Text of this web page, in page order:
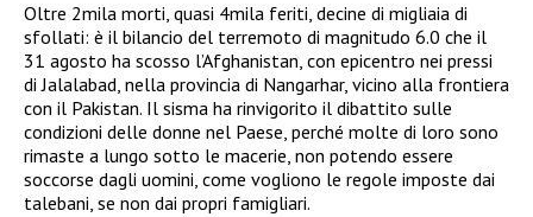
Oltre 2mila morti, quasi 4mila feriti, decine di migliaia di
sfollati: è il bilancio del terremoto di magnitudo 6.0 che il
31 agosto ha scosso l’Afghanistan, con epicentro nei pressi
di Jalalabad, nella provincia di Nangarhar, vicino alla frontiera
con il Pakistan. Il sisma ha rinvigorito il dibattito sulle
condizioni delle donne nel Paese, perché molte di loro sono
rimaste a lungo sotto le macerie, non potendo essere
soccorse dagli uomini, come vogliono le regole imposte dai
talebani, se non dai propri famigliari.